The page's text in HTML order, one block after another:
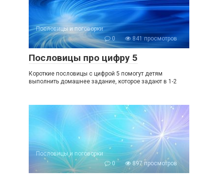
Пословицы и поговорки
0
841 просмотров
Пословицы про цифру 5
Короткие пословицы с цифрой 5 помогут детям
выполнить домашнее задание, которое задают в 1-2
Пословицы и поговорки
0
897 просмотров